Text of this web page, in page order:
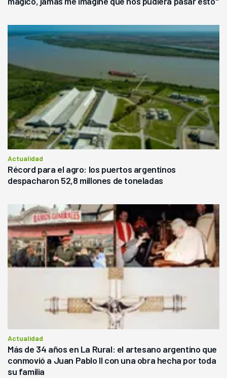
Actualidad
Récord para el agro: los puertos argentinos
despacharon 52,8 millones de toneladas
Actualidad
Más de 34 años en La Rural: el artesano argentino que
conmovió a Juan Pablo II con una obra hecha por toda
su familia